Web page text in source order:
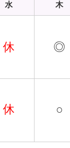
開
水 木
休 ◎
休 ○